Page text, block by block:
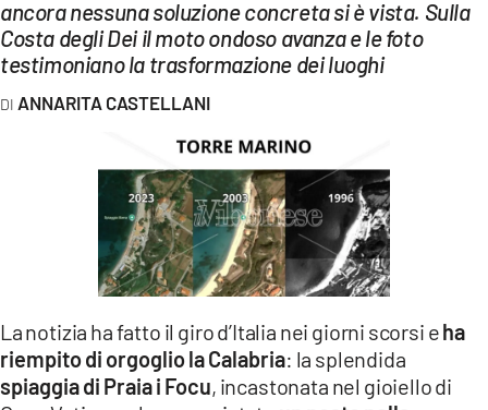
LaC
Network
LACPLAY.IT
LACONAIR.IT
LACITYMAG.IT
ILREGGINO.IT
COSENZACHANNEL.IT
ILVIBONESE.IT
ancora nessuna soluzione concreta si è vista. Sulla
Costa degli Dei il moto ondoso avanza e le foto
testimoniano la trasformazione dei luoghi
ANNARITA CASTELLANI
La notizia ha fatto il giro d’Italia nei giorni scorsi eha
riempito di orgoglio la Calabria: la splendida
spiaggia di Praia i Focu, incastonata nel gioiello di